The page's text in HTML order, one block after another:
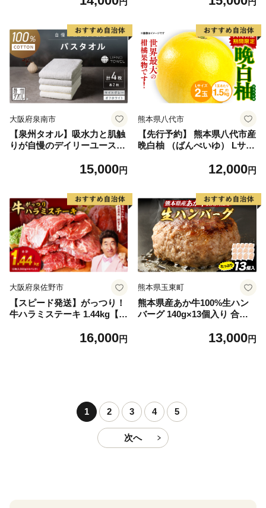
直送 】
大阪府泉南市
【泉州タオル】吸水力と肌触
りが自慢のデイリーユースバ
トグレー 4枚【配送不可地
15,000円
熊本県八代市
【先行予約】 熊本県八代市産
晩白柚 （ばんぺいゆ） Lサイ
もの フルーツ おやつ 特産 熊
12,000円
大阪府泉佐野市
【スピード発送】がっつり！
牛ハラミステーキ 1.44kg【氷
g×4パック 牛肉 すてーき 焼
16,000円
熊本県玉東町
熊本県産あか牛100%生ハン
バーグ 140g×13個入り 合計1
に出荷予定(土日祝除く)》熊
13,000円
1 2 3 4 5
次へ